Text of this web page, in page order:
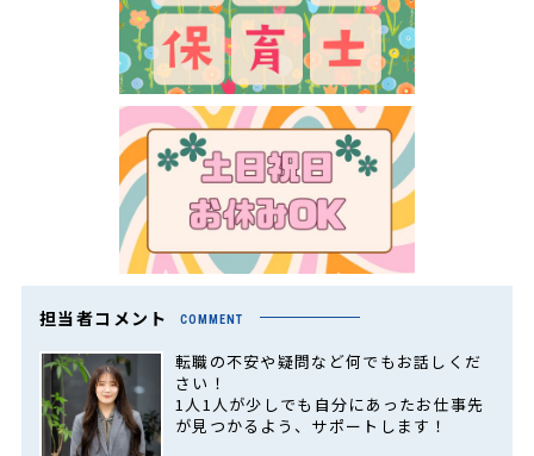
担当者コメント COMMENT
転職の不安や疑問など何でもお話しくだ
さい！
1人1人が少しでも自分にあったお仕事先
が見つかるよう、サポートします！